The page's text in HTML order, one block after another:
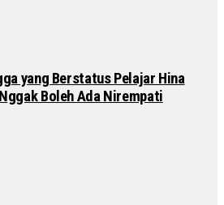
yang Berstatus Pelajar Hina
Boleh Ada Nirempati